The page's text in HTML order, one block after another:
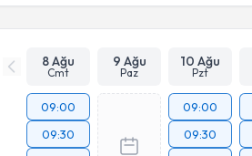
8 Ağu
Cmt
9 Ağu
Paz
10 Ağu
Pzt
09:00
09:30
09:00
09:30